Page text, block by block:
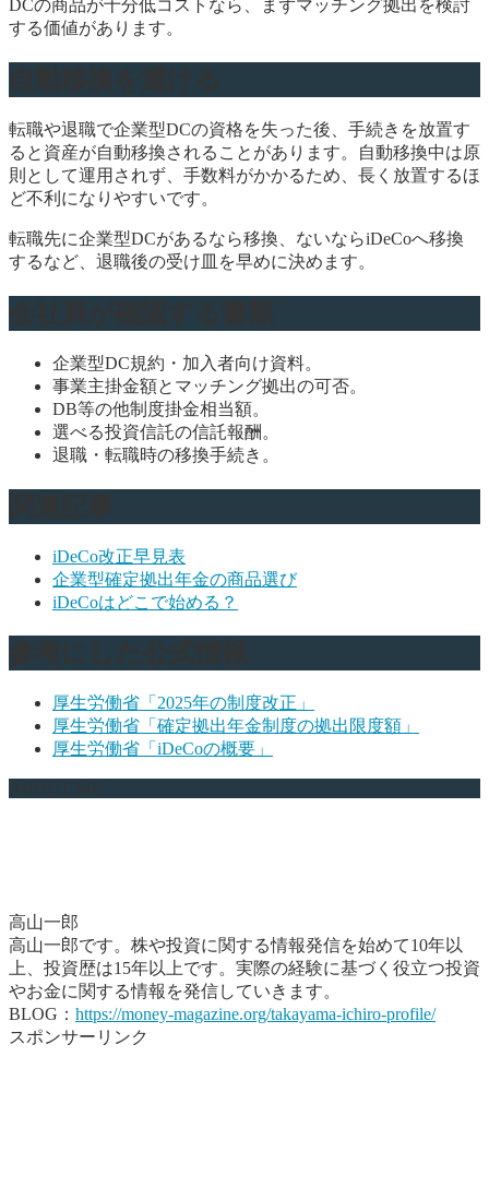
DCの商品が十分低コストなら、まずマッチング拠出を検討
する価値があります。
転職や退職で企業型DCの資格を失った後、手続きを放置す
ると資産が自動移換されることがあります。自動移換中は原
則として運用されず、手数料がかかるため、長く放置するほ
ど不利になりやすいです。
転職先に企業型DCがあるなら移換、ないならiDeCoへ移換
するなど、退職後の受け皿を早めに決めます。
企業型DC規約・加入者向け資料。
事業主掛金額とマッチング拠出の可否。
DB等の他制度掛金相当額。
選べる投資信託の信託報酬。
退職・転職時の移換手続き。
iDeCo改正早見表
企業型確定拠出年金の商品選び
iDeCoはどこで始める？
厚生労働省「2025年の制度改正」
厚生労働省「確定拠出年金制度の拠出限度額」
厚生労働省「iDeCoの概要」
高山一郎
高山一郎です。株や投資に関する情報発信を始めて10年以
上、投資歴は15年以上です。実際の経験に基づく役立つ投資
やお金に関する情報を発信していきます。
BLOG： https://money-magazine.org/takayama-ichiro-profile/
スポンサーリンク